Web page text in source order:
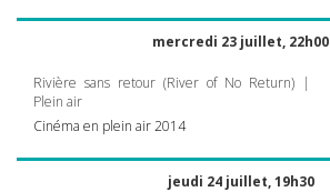
mercredi 23 juillet, 22h00
Rivière sans retour (River of No Return) |
Plein air
Cinéma en plein air 2014
jeudi 24 juillet, 19h30